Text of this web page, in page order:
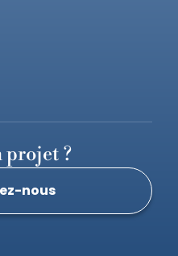
projet ?
nous